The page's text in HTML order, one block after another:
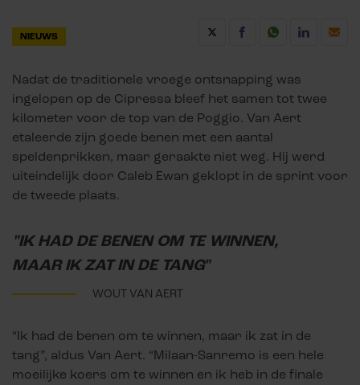
NIEUWS
Nadat de traditionele vroege ontsnapping was
ingelopen op de Cipressa bleef het samen tot twee
kilometer voor de top van de Poggio. Van Aert
etaleerde zijn goede benen met een aantal
speldenprikken, maar geraakte niet weg. Hij werd
uiteindelijk door Caleb Ewan geklopt in de sprint voor
de tweede plaats.
"IK HAD DE BENEN OM TE WINNEN,
MAAR IK ZAT IN DE TANG"
WOUT VAN AERT
“Ik had de benen om te winnen, maar ik zat in de
tang”, aldus Van Aert. “Milaan-Sanremo is een hele
moeilijke koers om te winnen en ik heb in de finale